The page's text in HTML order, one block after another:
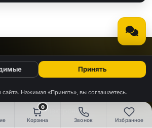
0
Корзина Звонок Избранное
Электроника
Нажимая «Принять», вы соглашаетесь.
Принять